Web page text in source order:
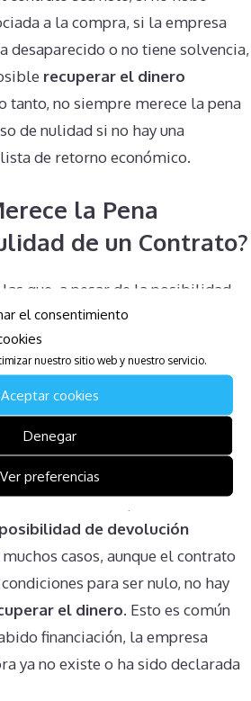
el consentimiento
nuestro sitio web y nuestro servicio.
Aceptar cookies
Denegar
Ver preferencias
a la compra, si la empresa
desaparecido o no tiene solvencia,
recuperar el dinero
tanto, no siempre merece la pena
de nulidad si no hay una
de retorno económico​.
la Pena
de un Contrato?
que, a pesar de la posibilidad
de un contrato, no es
es más costoso que lo
los costos legales para llevar a
de nulidad
el monto de los honorarios,
iniciar este proceso.
de devolución
muchos casos, aunque el contrato
para ser nulo, no hay
el dinero. Esto es común
financiación, la empresa
ya no existe o ha sido declarada